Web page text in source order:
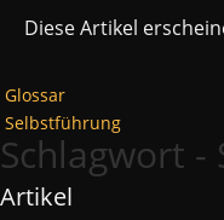
Diese Artikel
Glossar
Selbstführung
Schlagwort
Artikel